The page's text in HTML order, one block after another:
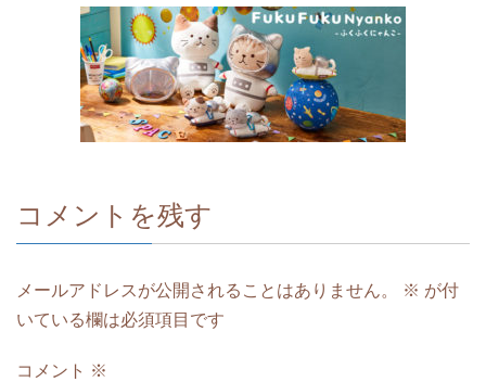
コメントを残す
メールアドレスが公開されることはありません。 ※ が付
いている欄は必須項目です
コメント ※